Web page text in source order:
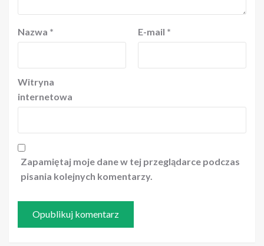
Nazwa * E-mail *
Witryna
internetowa
Zapamiętaj moje dane w tej przeglądarce podczas
pisania kolejnych komentarzy.